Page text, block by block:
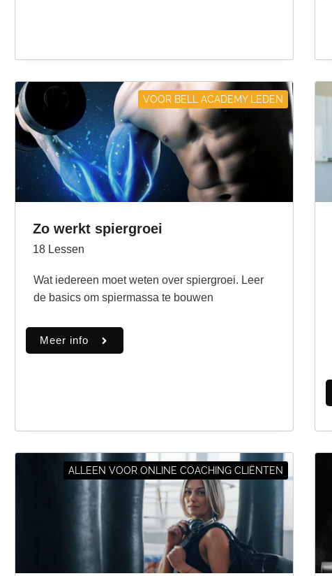
VOOR BELL ACADEMY LEDEN
Zo werkt spiergroei
18 Lessen
Wat iedereen moet weten over spiergroei. Leer
de basics om spiermassa te bouwen
Meer info
ALLEEN VOOR ONLINE COACHING CLIËNTEN